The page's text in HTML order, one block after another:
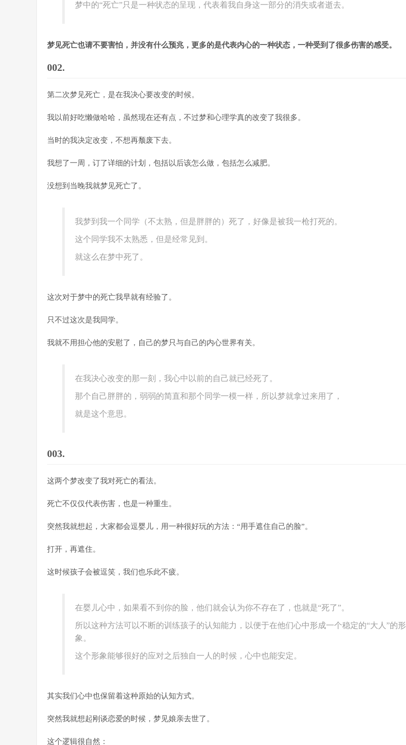
梦中的“死亡”只是一种状态的呈现，代表着我自身这一部分的消失或者逝去。
梦见死亡也请不要害怕，并没有什么预兆，更多的是代表内心的一种状态，一种受到了很多伤害的感受。
002.
第二次梦见死亡，是在我决心要改变的时候。
我以前好吃懒做哈哈，虽然现在还有点，不过梦和心理学真的改变了我很多。
当时的我决定改变，不想再颓废下去。
我想了一周，订了详细的计划，包括以后该怎么做，包括怎么减肥。
没想到当晚我就梦见死亡了。
我梦到我一个同学（不太熟，但是胖胖的）死了，好像是被我一枪打死的。
这个同学我不太熟悉，但是经常见到。
就这么在梦中死了。
这次对于梦中的死亡我早就有经验了。
只不过这次是我同学。
我就不用担心他的安慰了，自己的梦只与自己的内心世界有关。
在我决心改变的那一刻，我心中以前的自己就已经死了。
那个自己胖胖的，弱弱的简直和那个同学一模一样，所以梦就拿过来用了，
就是这个意思。
003.
这两个梦改变了我对死亡的看法。
死亡不仅仅代表伤害，也是一种重生。
突然我就想起，大家都会逗婴儿，用一种很好玩的方法：“用手遮住自己的脸”。
打开，再遮住。
这时候孩子会被逗笑，我们也乐此不疲。
在婴儿心中，如果看不到你的脸，他们就会认为你不存在了，也就是“死了”。
所以这种方法可以不断的训练孩子的认知能力，以便于在他们心中形成一个稳定的“大人”的形
象。
这个形象能够很好的应对之后独自一人的时候，心中也能安定。
其实我们心中也保留着这种原始的认知方式。
突然我就想起刚谈恋爱的时候，梦见娘亲去世了。
这个逻辑很自然：